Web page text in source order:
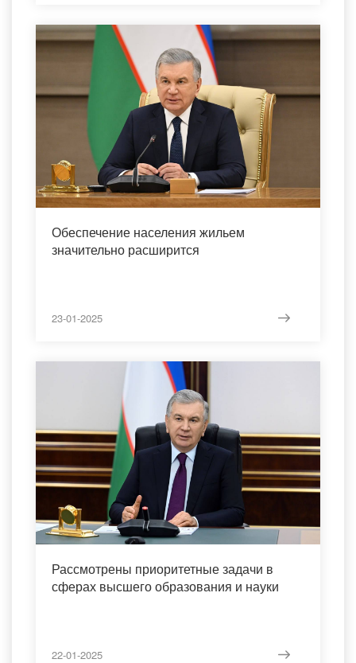
Обеспечение населения жильем
значительно расширится
23-01-2025
Рассмотрены приоритетные задачи в
сферах высшего образования и науки
22-01-2025